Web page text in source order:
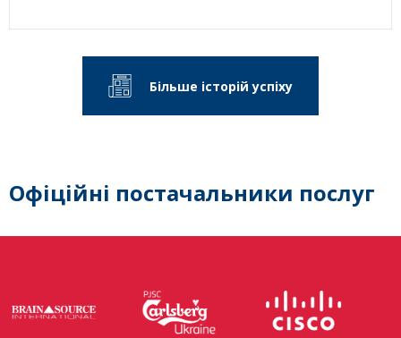
Більше історій успіху
Офіційні постачальники послуг